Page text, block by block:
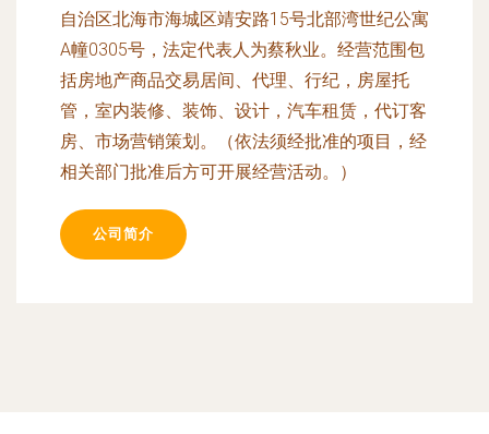
自治区北海市海城区靖安路15号北部湾世纪公寓
A幢0305号，法定代表人为蔡秋业。经营范围包
括房地产商品交易居间、代理、行纪，房屋托
管，室内装修、装饰、设计，汽车租赁，代订客
房、市场营销策划。（依法须经批准的项目，经
相关部门批准后方可开展经营活动。）
公司简介